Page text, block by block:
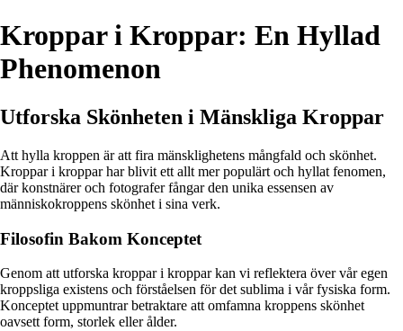
Kroppar i Kroppar: En Hyllad
Phenomenon
Utforska Skönheten i Mänskliga Kroppar
Att hylla kroppen är att fira mänsklighetens mångfald och skönhet.
Kroppar i kroppar har blivit ett allt mer populärt och hyllat fenomen,
där konstnärer och fotografer fångar den unika essensen av
människokroppens skönhet i sina verk.
Filosofin Bakom Konceptet
Genom att utforska kroppar i kroppar kan vi reflektera över vår egen
kroppsliga existens och förståelsen för det sublima i vår fysiska form.
Konceptet uppmuntrar betraktare att omfamna kroppens skönhet
oavsett form, storlek eller ålder.